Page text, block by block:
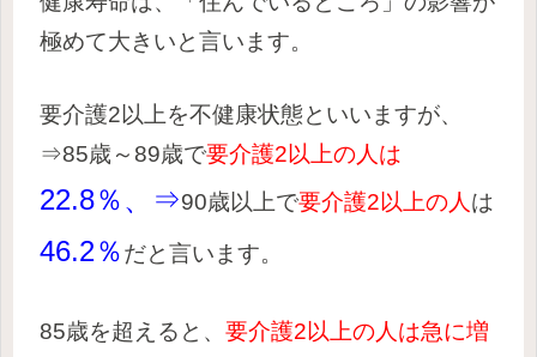
極めて大きいと言います。
要介護2以上を不健康状態といいますが、
⇒85歳～89歳で要介護2以上の人は
22.8％、⇒90歳以上で要介護2以上の人は
46.2％だと言います。
85歳を超える と、 要介護2以上の人は急に増